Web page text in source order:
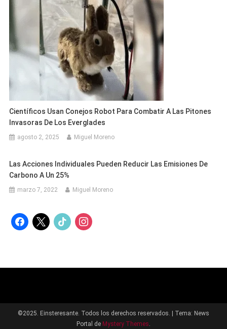
Científicos Usan Conejos Robot Para Combatir A Las Pitones
Invasoras De Los Everglades
agosto 2, 2025 Miguel Moreno
Las Acciones Individuales Pueden Reducir Las Emisiones De
Carbono A Un 25%
marzo 7, 2022 Miguel Moreno
facebook
x tiktok instagram
©2025. Einsteresante. Todos los derechos reservados.
Tema: News
Portal de Mystery Themes.